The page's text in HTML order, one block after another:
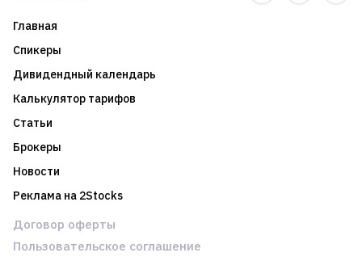
Главная
Спикеры
Дивидендный календарь
Калькулятор тарифов
Статьи
Брокеры
Новости
Реклама на 2Stocks
Договор оферты
Пользовательское соглашение